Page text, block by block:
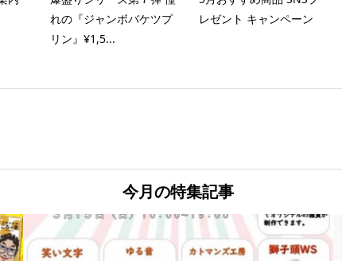
れの『ジャンボバケツプ
リン』¥1,5...
レゼント キャンペーン
今月の特集記事